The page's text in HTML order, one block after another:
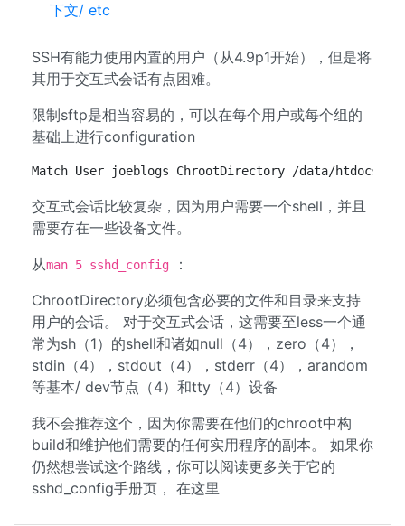
下文/ etc
SSH有能力使用内置的用户（从4.9p1开始），但是将
其用于交互式会话有点困难。
限制sftp是相当容易的，可以在每个用户或每个组的
基础上进行configuration
Match User joeblogs ChrootDirectory /data/htdocs/
交互式会话比较复杂，因为用户需要一个shell，并且
需要存在一些设备文件。
从man 5 sshd_config
：
ChrootDirectory必须包含必要的文件和目录来支持
用户的会话。 对于交互式会话，这需要至less一个通
常为sh（1）的shell和诸如null（4），zero（4），
stdin（4），stdout（4），stderr（4），arandom
等基本/ dev节点（4）和tty（4）设备
我不会推荐这个，因为你需要在他们的chroot中构
build和维护他们需要的任何实用程序的副本。 如果你
仍然想尝试这个路线，你可以阅读更多关于它的
sshd_config手册页， 在这里